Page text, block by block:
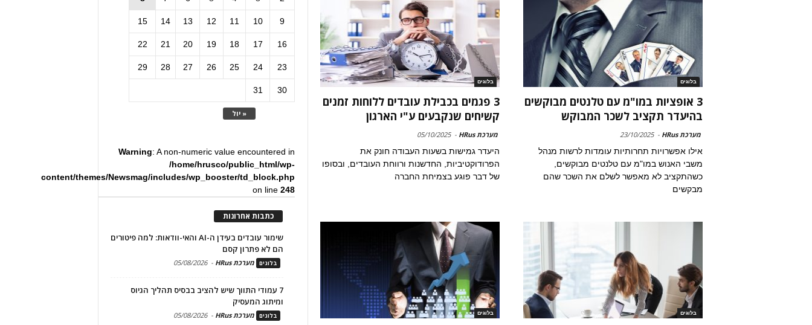
בלוגים
3 אופציות במו"מ עם טלנטים מבוקשים
בהיעדר תקציב לשכר המבוקש
מערכת HRus -
23/10/2025
אילו אפשרויות תחרותיות עומדות לרשות מנהל
משבי האנוש במו"מ עם טלנטים מבוקשים,
כשהתקציב לא מאפשר לשלם את השכר שהם
מבקשים
בלוגים
3 פגמים בכבילת עובדים ללוחות זמנים
קשיחים שנקבעים ע"י הארגון
מערכת HRus -
05/10/2025
היעדר גמישות בשעות העבודה חונק את
הפרודוקטיביות, החדשנות ורווחת העובדים, ובסופו
של דבר פוגע בצמיחת החברה
בלוגים בלוגים
« יול
9
10
11
12
13
14
15
16
17
18
19
20
21
22
23
24
25
26
27
28
29
30
31
Warning: A non-numeric value encountered in
/home/hrusco/public_html/wp-
content/themes/Newsmag/includes/wp_booster/td_block.php
on line248
כתבות אחרונות
שימור עובדים בעידן ה-AI והאי-וודאות: למה פיטורים
הם לא פתרון קסם
בלוגים מערכת HRus -
05/08/2026
7 עמודי התווך שיש להציב בבסיס תהליך הגיוס
ומיתוג המעסיק
בלוגים מערכת HRus -
05/08/2026